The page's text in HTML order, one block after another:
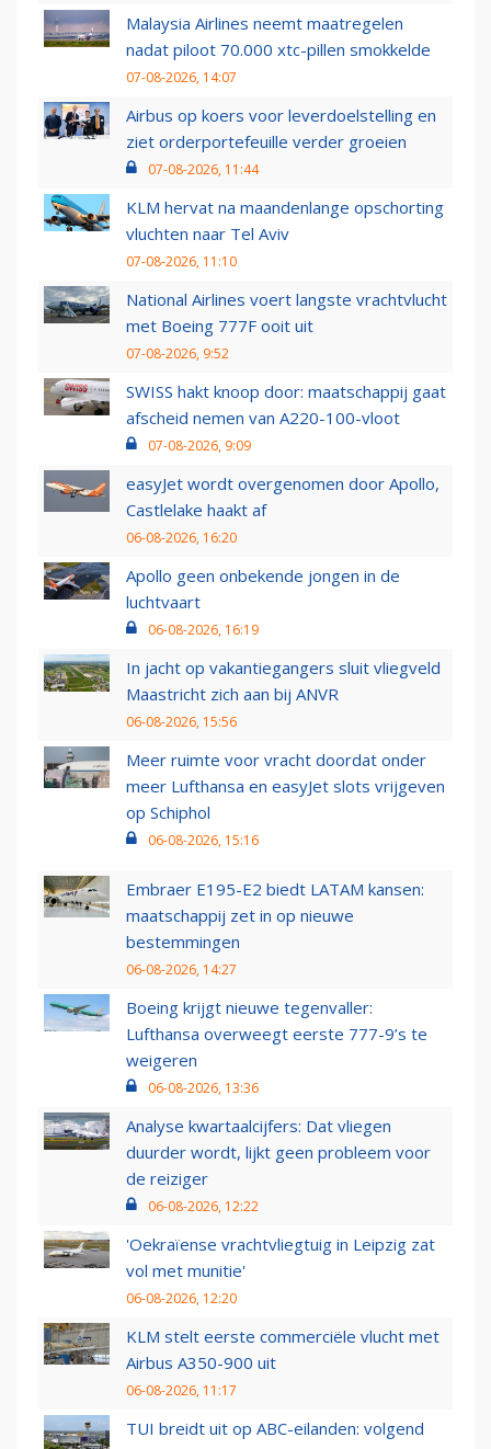
Malaysia Airlines neemt maatregelen
nadat piloot 70.000 xtc-pillen smokkelde
07-08-2026, 14:07
Airbus op koers voor leverdoelstelling en
ziet orderportefeuille verder groeien
07-08-2026, 11:44
KLM hervat na maandenlange opschorting
vluchten naar Tel Aviv
07-08-2026, 11:10
National Airlines voert langste vrachtvlucht
met Boeing 777F ooit uit
07-08-2026, 9:52
SWISS hakt knoop door: maatschappij gaat
afscheid nemen van A220-100-vloot
07-08-2026, 9:09
easyJet wordt overgenomen door Apollo,
Castlelake haakt af
06-08-2026, 16:20
Apollo geen onbekende jongen in de
luchtvaart
06-08-2026, 16:19
In jacht op vakantiegangers sluit vliegveld
Maastricht zich aan bij ANVR
06-08-2026, 15:56
Meer ruimte voor vracht doordat onder
meer Lufthansa en easyJet slots vrijgeven
op Schiphol
06-08-2026, 15:16
Embraer E195-E2 biedt LATAM kansen:
maatschappij zet in op nieuwe
bestemmingen
06-08-2026, 14:27
Boeing krijgt nieuwe tegenvaller:
Lufthansa overweegt eerste 777-9’s te
weigeren
06-08-2026, 13:36
Analyse kwartaalcijfers: Dat vliegen
duurder wordt, lijkt geen probleem voor
de reiziger
06-08-2026, 12:22
'Oekraïense vrachtvliegtuig in Leipzig zat
vol met munitie'
06-08-2026, 12:20
KLM stelt eerste commerciële vlucht met
Airbus A350-900 uit
06-08-2026, 11:17
TUI breidt uit op ABC-eilanden: volgend